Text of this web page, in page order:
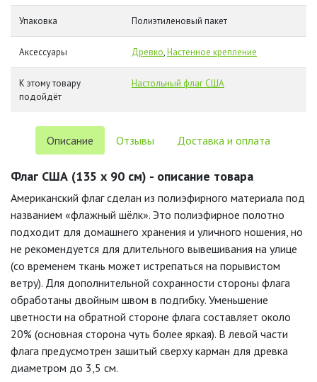
Упаковка Полиэтиленовый пакет
Аксессуары Древко,Настенное крепление
К этому товару
подойдёт
Настольный флаг США
Описание Отзывы Доставка и оплата
Флаг США (135 х 90 см) - описание товара
Американский флаг сделан из полиэфирного материала под
названием «флажный шёлк». Это полиэфирное полотно
подходит для домашнего хранения и уличного ношения, но
не рекомендуется для длительного вывешивания на улице
(со временем ткань может истрепаться на порывистом
ветру). Для дополнительной сохранности стороны флага
обработаны двойным швом в подгибку. Уменьшение
цветности на обратной стороне флага составляет около
20% (основная сторона чуть более яркая). В левой части
флага предусмотрен зашитый сверху карман для древка
диаметром до 3,5 см.